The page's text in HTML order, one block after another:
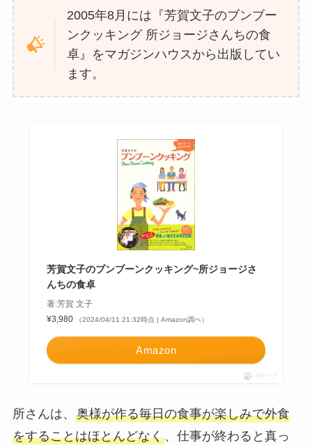
2005年8月には『芳賀文子のブンブー
ンクッキング 所ジョージさんちの食
卓』をマガジンハウスから出版してい
ます。
芳賀文子のブンブーンクッキング~所ジョージさ
んちの食卓
著:芳賀 文子
¥3,980
（2024/04/11 21:32時点 | Amazon調べ）
Amazon
ポチップ
所さんは、 奥様が作る毎日の食事が楽しみで外食
をすることはほとんどなく、仕事が終わると真っ